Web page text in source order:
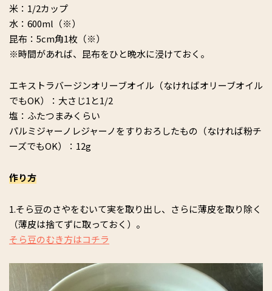
米：1/2カップ
水：600ml（※）
昆布：5cm角1枚（※）
※時間があれば、昆布をひと晩水に浸けておく。
エキストラバージンオリーブオイル（なければオリーブオイル
でもOK）：大さじ1と1/2
塩：ふたつまみくらい
パルミジャーノレジャーノをすりおろしたもの（なければ粉チ
ーズでもOK）：12g
作り方
1.そら豆のさやをむいて実を取り出し、さらに薄皮を取り除く
（薄皮は捨てずに取っておく）。
そら豆のむき方はコチラ